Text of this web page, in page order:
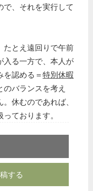
で、それを実行して
たとえ遠回りで午前
入る一方で、本人が
を認める＝特別休暇
バランスを考え
休むのであれば、
ております。
する